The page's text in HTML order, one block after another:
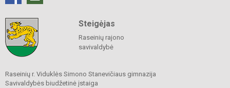
Steigėjas
Raseinių rajono
savivaldybė
Raseinių r. Viduklės Simono Stanevičiaus gimnazija
Savivaldybės biudžetinė įstaiga